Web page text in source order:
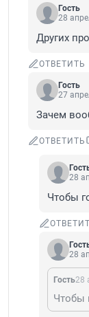
Гость
28
Других
ОТВЕТИТЬ
Гость
27
Зачем
ОТВЕТИТЬ
28
Чтобы
28
Гость28
Чтобы